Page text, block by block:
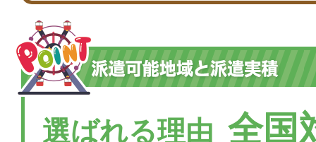
選ばれる理由 全国